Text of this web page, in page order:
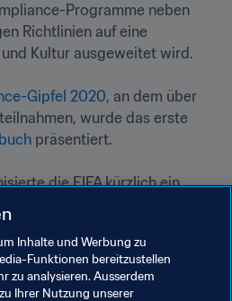
Programme neben
Richtlinien auf eine
Kultur ausgeweitet wird.
Gipfel 2020, an dem über
präsentiert.
die FIFA kürzlich ein
mit den Compliance-
Konföderationen
vierten FIFA-Compliance-
späteren Zeitpunkt
Inhalte und Werbung zu
Funktionen bereitzustellen
zu analysieren. Ausserdem
Ihrer Nutzung unserer